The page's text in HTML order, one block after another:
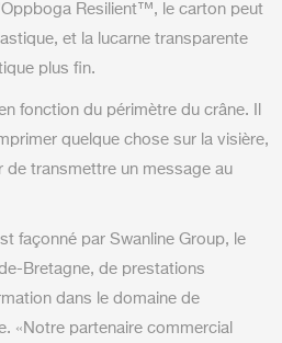
Resilient™, le carton peut
et la lucarne transparente
plus fin.
fonction du périmètre du crâne. Il
quelque chose sur la visière,
de transmettre un message au
façonné par Swanline Group, le
Bretagne, de prestations
dans le domaine de
«Notre partenaire commercial